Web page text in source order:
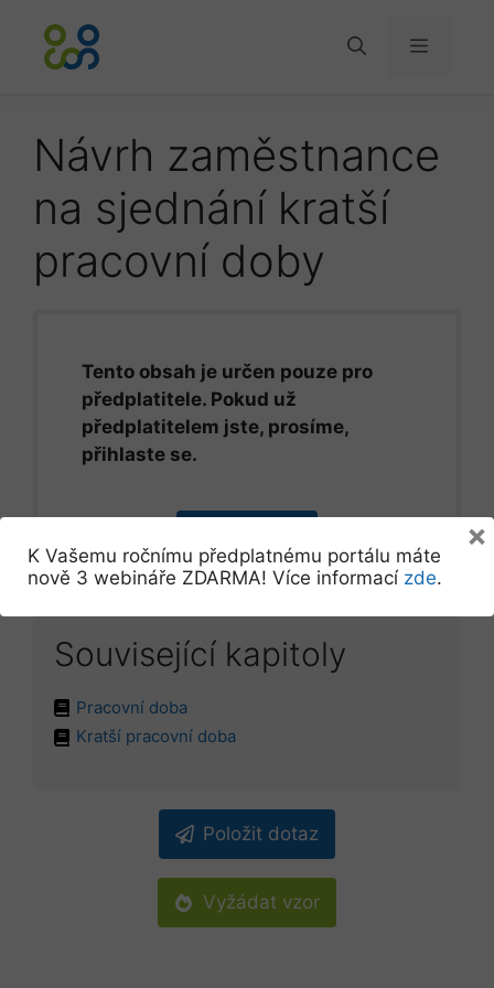
obsah
Menu
Návrh zaměstnance
na sjednání kratší
pracovní doby
Tento obsah je určen pouze pro
předplatitele. Pokud už
předplatitelem jste, prosíme,
přihlaste se.
Související kapitoly
Pracovní doba
Kratší pracovní doba
Položit dotaz
Vyžádat vzor
K Vašemu ročnímu předplatnému portálu máte
nově 3 webináře ZDARMA! Více informací zde.
×